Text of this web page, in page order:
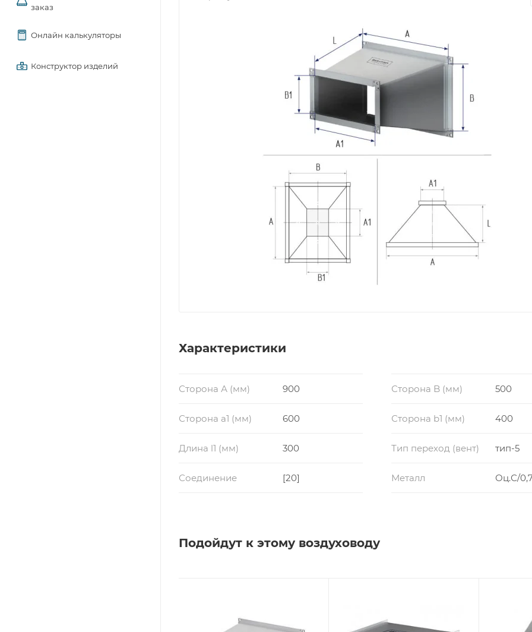
заказ
Онлайн калькуляторы
Конструктор изделий
Характеристики
Сторона А (мм) 900 Сторона B (мм) 500
Сторона a1 (мм) 600 Сторона b1 (мм) 400
Длина l1 (мм) 300 Тип переход (вент) тип-5
Соединение [20] Металл Оц.С/
Подойдут к этому воздуховоду